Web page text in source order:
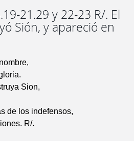
21.29 y 22-23 R/. El
Sión, y apareció en
Sion,
de los indefensos,
R/.